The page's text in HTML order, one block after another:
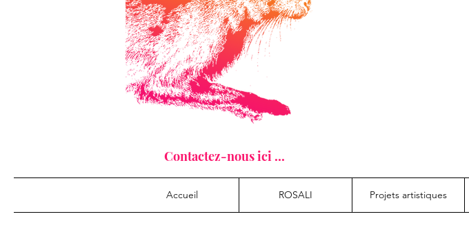
Contactez-nous ici ...
Accueil ROSALI Projets artistiques